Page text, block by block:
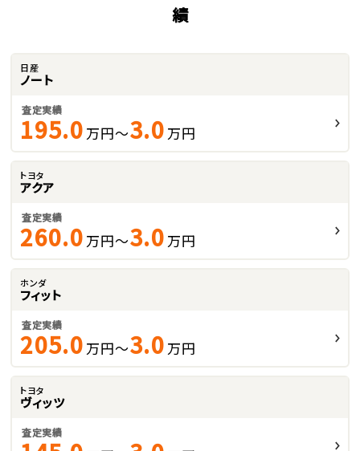
績
日産
ノート
査定実績
195.0 万円～3.0 万円
トヨタ
アクア
査定実績
260.0 万円～3.0 万円
ホンダ
フィット
査定実績
205.0 万円～3.0 万円
トヨタ
ヴィッツ
査定実績